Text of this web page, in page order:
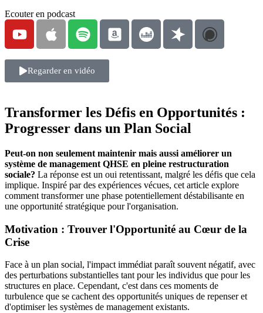
Ecouter en podcast
Regarder en vidéo
Transformer les Défis en Opportunités :
Progresser dans un Plan Social
Peut-on non seulement maintenir mais aussi améliorer un
système de management QHSE en pleine restructuration
sociale? La réponse est un oui retentissant, malgré les défis que cela
implique. Inspiré par des expériences vécues, cet article explore
comment transformer une phase potentiellement déstabilisante en
une opportunité stratégique pour l'organisation.
Motivation : Trouver l'Opportunité au Cœur de la
Crise
Face à un plan social, l'impact immédiat paraît souvent négatif, avec
des perturbations substantielles tant pour les individus que pour les
structures en place. Cependant, c'est dans ces moments de
turbulence que se cachent des opportunités uniques de repenser et
d'optimiser les systèmes de management existants.